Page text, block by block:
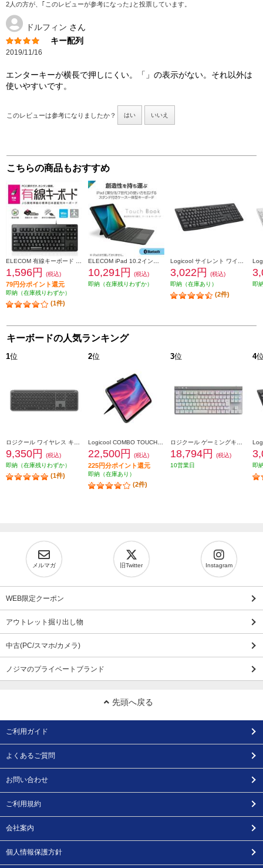
2人の方が、｢このレビューが参考になった｣と投票しています。
ドルフィン さん
キー配列
2019/11/16
エンターキーが横長で押しにくい。「」の表示がない。それ以外は
使いやすいです。
このレビューは参考になりましたか？ はい いいえ
こちらの商品もおすすめ
1,596円 (税込)
79円分ポイント還元
即納（在庫残りわずか）
(1件)
10,291円
(税込)
即納（在庫残りわずか）
3,022円
(税込)
即納（在庫あり）
(2件)
即
キーボードの人気ランキング
1位
9,350円
(税込)
即納（在庫残りわずか）
(1件)
2位
22,500円 (税込)
225円分ポイント還元
即納（在庫あり）
(2件)
3位
18,794円
(税込)
10営業日
4
即
メルマガ 旧Twitter Instagram
WEB限定クーポン
アウトレット掘り出し物
中古(PC/スマホ/カメラ)
ノジマのプライベートブランド
先頭へ戻る
ご利用ガイド
よくあるご質問
お問い合わせ
ご利用規約
会社案内
個人情報保護方針